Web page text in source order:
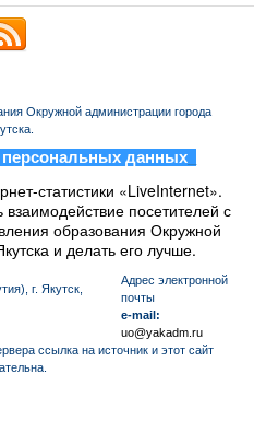
Окружной администрации города
персональных данных
статистики «LiveInternet».
посетителей с
образования Окружной
и делать его лучше.
г. Якутск,
Aдрес электронной
почты
e-mail:
uo@yakadm.ru
ссылка на источник и этот сайт